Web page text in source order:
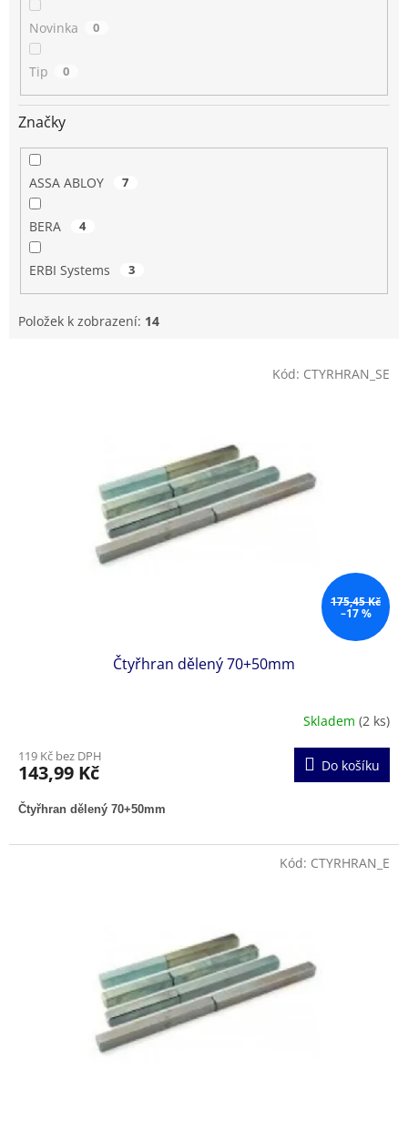
Novinka 0
Tip 0
Značky
ASSA ABLOY 7
BERA 4
ERBI Systems 3
Položek k zobrazení: 14
175,45 Kč
–17 %
Čtyřhran dělený 70+50mm
Skladem (2 ks)
119 Kč bez DPH
143,99 Kč Do košíku
Čtyřhran dělený 70+50mm
Kód: CTYRHRAN_SE
Kód: CTYRHRAN_E